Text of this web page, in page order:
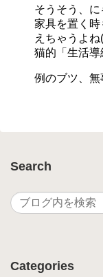
そうそう、
家具を置く
えちゃうよね
猫的「生活
例のブツ、
Search
Categories